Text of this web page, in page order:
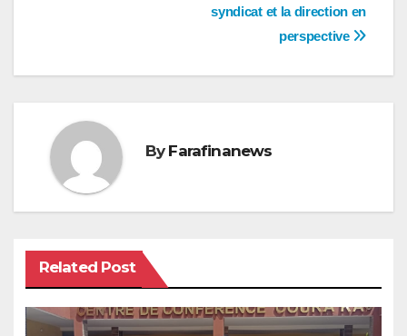
syndicat et la direction en
perspective
By Farafinanews
Related Post